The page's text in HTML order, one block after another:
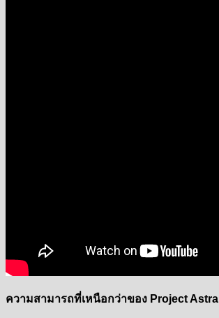
ความสามารถที่เหนือกว่าของ Project Astra